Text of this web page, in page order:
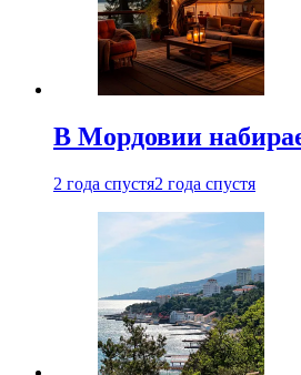
В Мордовии
2 года спустя2 года спустя